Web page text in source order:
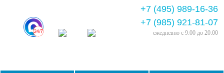
+7 (495) 989-16-36
+7 (985) 921-81-07
ежедневно с 9:00 до 20:00